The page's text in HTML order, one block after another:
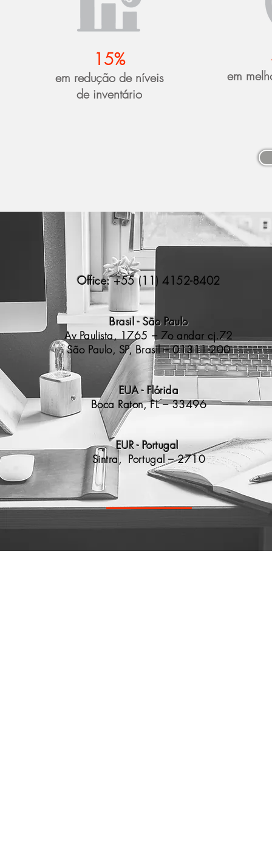
15%
em redução de níveis
de inventário
em
Endereço. Av. Bernardino de Campos, 98 - São Paulo, SP
Office:+55 (11) 4152-8402
Brasil - São Paulo
​Av Paulista, 1765 – 7o andar cj.72
São Paulo, SP, Brasil – 01311-200
EUA - Flórida
Boca Raton, FL – 33496
EUR - Portugal
Sintra, Portugal – 2710